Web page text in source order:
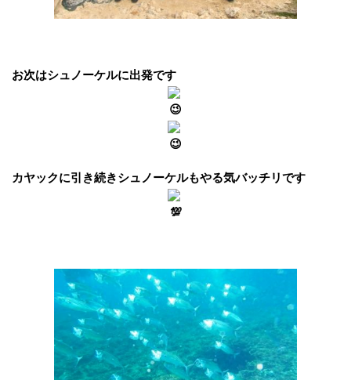
お次はシュノーケルに出発です
カヤックに引き続きシュノーケルもやる気バッチリです